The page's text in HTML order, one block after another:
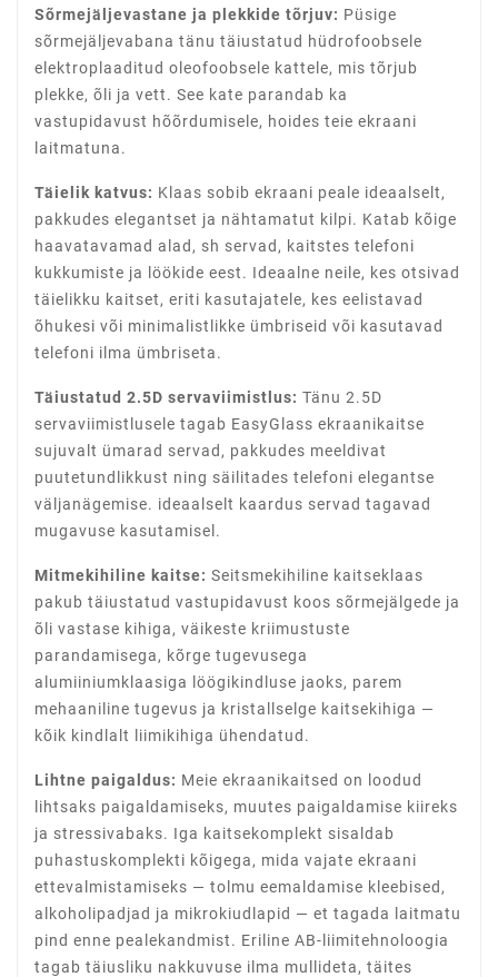
Sõrmejäljevastane ja plekkide tõrjuv: Püsige
sõrmejäljevabana tänu täiustatud hüdrofoobsele
elektroplaaditud oleofoobsele kattele, mis tõrjub
plekke, õli ja vett. See kate parandab ka
vastupidavust hõõrdumisele, hoides teie ekraani
laitmatuna.
Täielik katvus: Klaas sobib ekraani peale ideaalselt,
pakkudes elegantset ja nähtamatut kilpi. Katab kõige
haavatavamad alad, sh servad, kaitstes telefoni
kukkumiste ja löökide eest. Ideaalne neile, kes otsivad
täielikku kaitset, eriti kasutajatele, kes eelistavad
õhukesi või minimalistlikke ümbriseid või kasutavad
telefoni ilma ümbriseta.
Täiustatud 2.5D servaviimistlus: Tänu 2.5D
servaviimistlusele tagab EasyGlass ekraanikaitse
sujuvalt ümarad servad, pakkudes meeldivat
puutetundlikkust ning säilitades telefoni elegantse
väljanägemise. ideaalselt kaardus servad tagavad
mugavuse kasutamisel.
Mitmekihiline kaitse: Seitsmekihiline kaitseklaas
pakub täiustatud vastupidavust koos sõrmejälgede ja
õli vastase kihiga, väikeste kriimustuste
parandamisega, kõrge tugevusega
alumiiniumklaasiga löögikindluse jaoks, parem
mehaaniline tugevus ja kristallselge kaitsekihiga —
kõik kindlalt liimikihiga ühendatud.
Lihtne paigaldus: Meie ekraanikaitsed on loodud
lihtsaks paigaldamiseks, muutes paigaldamise kiireks
ja stressivabaks. Iga kaitsekomplekt sisaldab
puhastuskomplekti kõigega, mida vajate ekraani
ettevalmistamiseks — tolmu eemaldamise kleebised,
alkoholipadjad ja mikrokiudlapid — et tagada laitmatu
pind enne pealekandmist. Eriline AB-liimitehnoloogia
tagab täiusliku nakkuvuse ilma mullideta, täites